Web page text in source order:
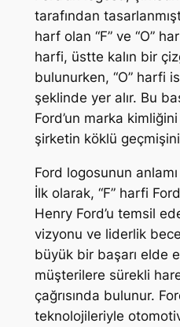
tarafından
harf olan “F” ve “O”
harfi, üstte kalın bir
bulunurken, “O” harfi
şeklinde yer alır. Bu
Ford’un marka
şirketin köklü geçmişini
Ford logosunun
İlk olarak, “F” harfi
Henry Ford’u temsil
vizyonu ve liderlik
büyük bir başarı elde
müşterilere sürekli
çağrısında bulunur.
teknolojileriyle